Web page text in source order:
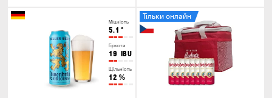
Міцність
5.1 °
Гіркота
19 IBU
Щільність
12 %
Тільки онлайн